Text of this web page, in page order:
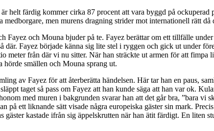
helt färdig kommer cirka 87 procent att vara byggd på
medborgare, men murens dragning strider mot internationell rätt
Fayez och Mouna bjuder på te. Fayez berättar om ett tillfälle
där. Fayez började känna sig lite stel i ryggen och gick ut under
meter från där vi nu sitter. När han sträckte ut armen för att
hörde smällen och Mouna sprang ut.
av Fayez för att återberätta händelsen. Här tar han en paus,
taget så pass om Fayez att han kunde säga att han var ok.
med muren i bakgrunden svarar han att det går bra, ”bara
på ett liknande sätt visade några europeiska gäster sin mark.
gäster kastade ifrån sig äppelskrutten när han ätit färdigt. En liten